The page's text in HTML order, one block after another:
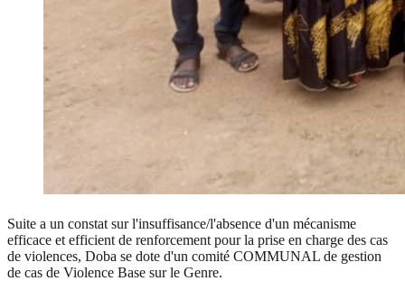
Suite a un constat sur l'insuffisance/l'absence d'un mécanisme
efficace et efficient de renforcement pour la prise en charge des cas
de violences, Doba se dote d'un comité COMMUNAL de gestion
de cas de Violence Base sur le Genre.